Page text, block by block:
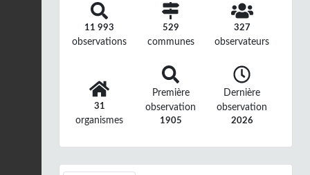
11 993
observations
529
communes
327
observateurs
31
organismes
Première
observation
1905
Dernière
observation
2026